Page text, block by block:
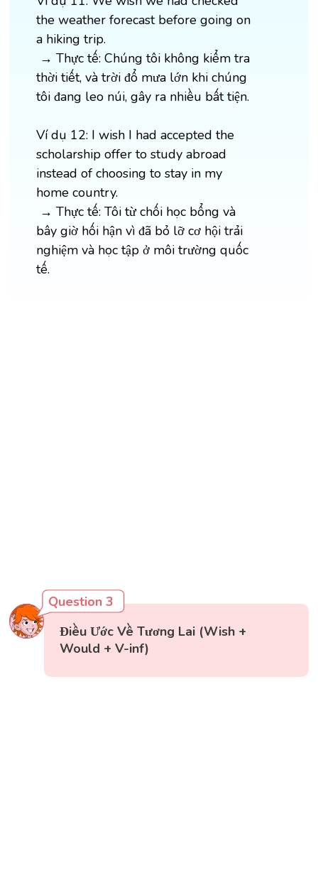
the weather forecast before going on
a hiking trip.
→ Thực tế: Chúng tôi không kiểm tra
thời tiết, và trời đổ mưa lớn khi chúng
tôi đang leo núi, gây ra nhiều bất tiện.
Ví dụ 12: I wish I had accepted the
scholarship offer to study abroad
instead of choosing to stay in my
home country.
→ Thực tế: Tôi từ chối học bổng và
bây giờ hối hận vì đã bỏ lỡ cơ hội trải
nghiệm và học tập ở môi trường quốc
tế.
Question 3
Điều Ước Về Tương Lai (Wish +
Would + V-inf)